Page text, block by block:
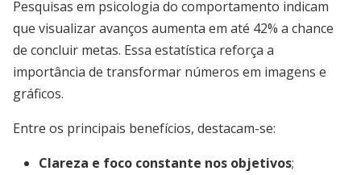
Pesquisas em psicologia do comportamento indicam
que visualizar avanços aumenta em até 42% a chance
de concluir metas. Essa estatística reforça a
importância de transformar números em imagens e
gráficos.
Entre os principais benefícios, destacam-se:
Clareza e foco constante nos objetivos;